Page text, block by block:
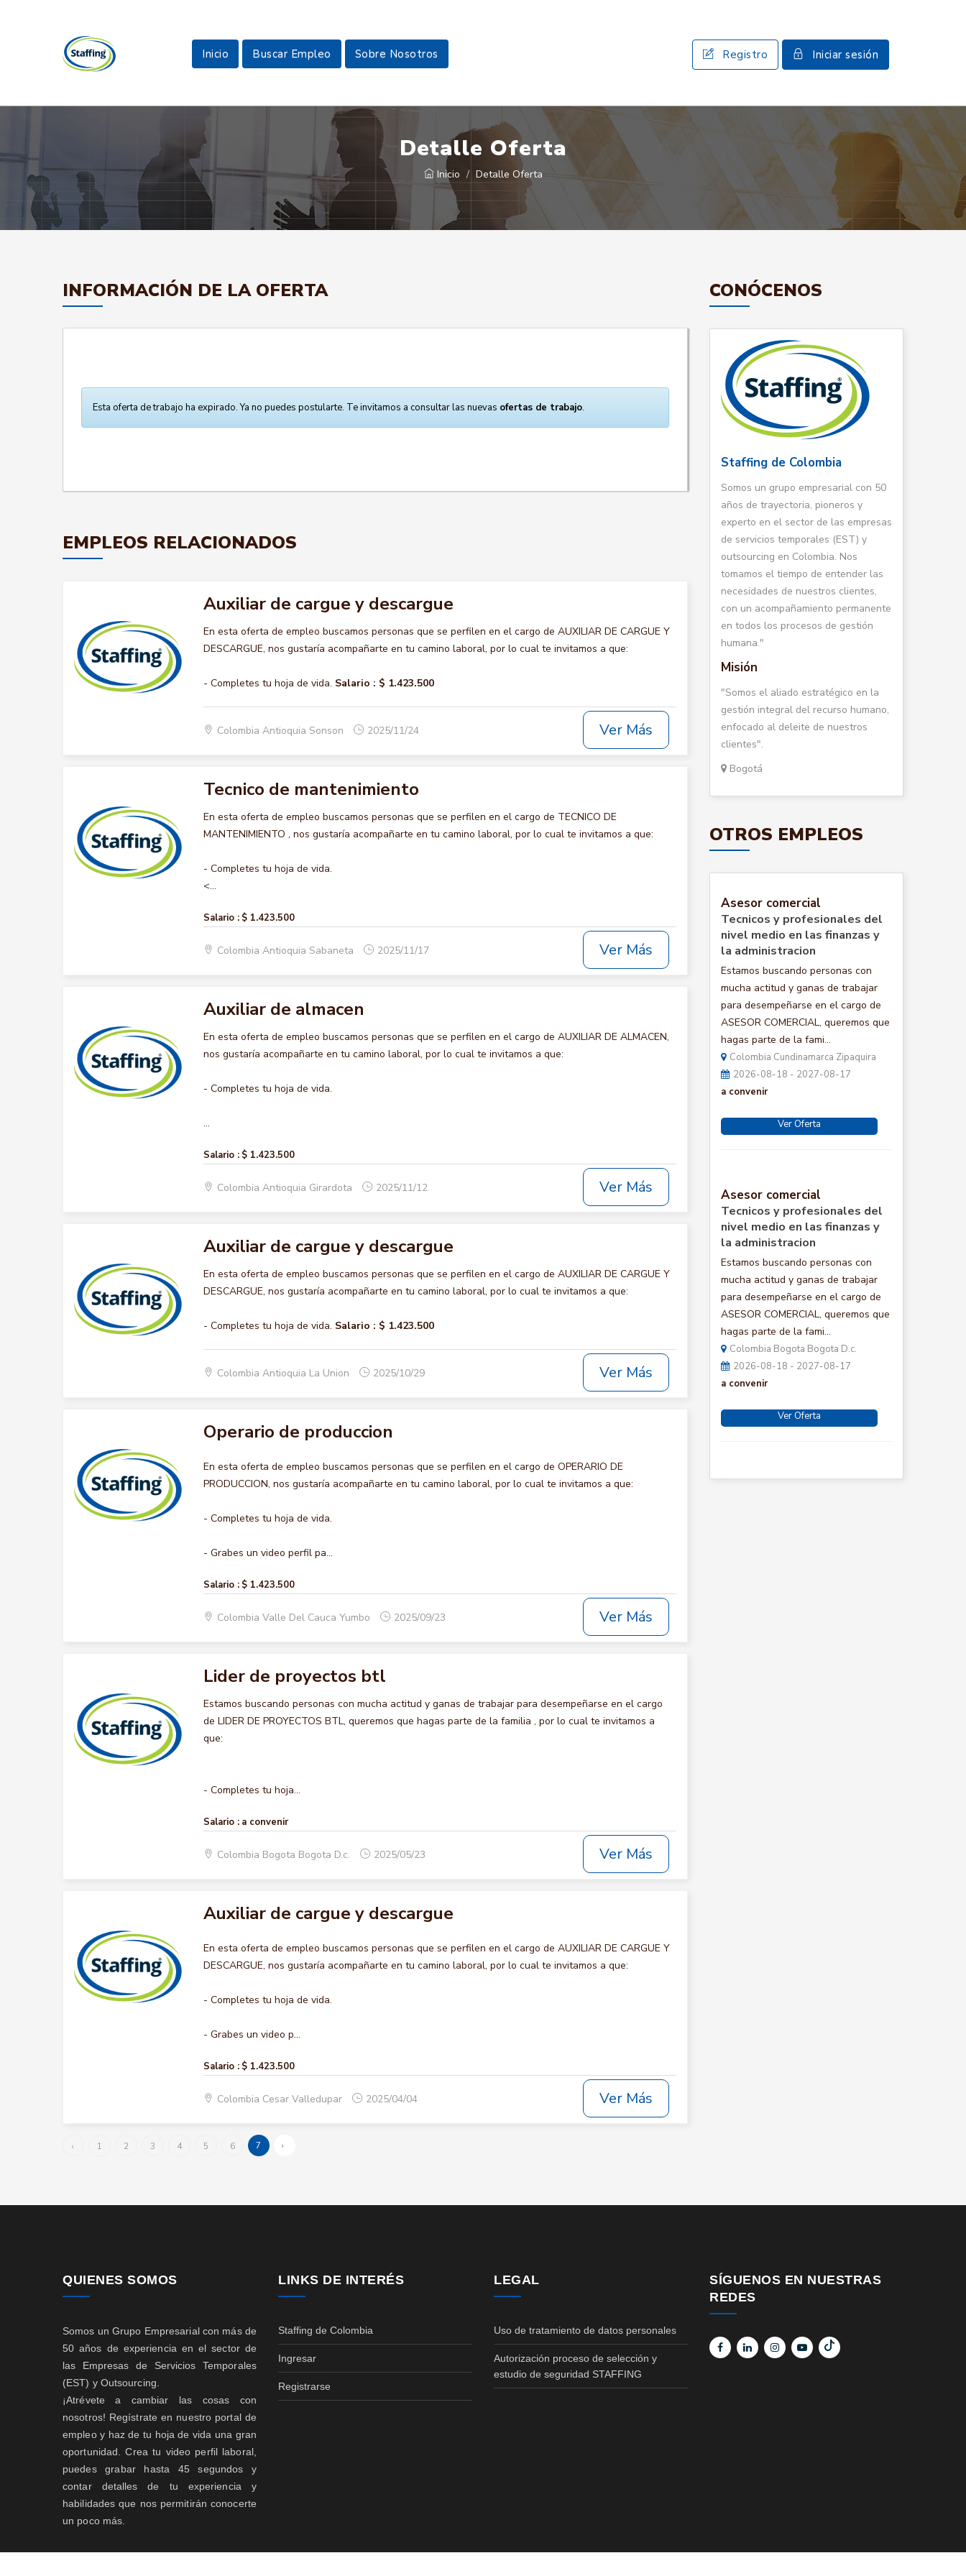
Inicio Buscar Empleo Sobre Nosotros Registro Iniciar sesión
Detalle Oferta
Inicio Detalle Oferta
INFORMACIÓN DE LA OFERTA
Esta oferta de trabajo ha expirado. Ya no puedes postularte. Te invitamos a consultar las nuevas ofertas de trabajo.
EMPLEOS RELACIONADOS
Auxiliar de cargue y descargue
En esta oferta de empleo buscamos personas que se perfilen en el cargo de AUXILIAR DE CARGUE Y
DESCARGUE, nos gustaría acompañarte en tu camino laboral, por lo cual te invitamos a que:
- Completes tu hoja de vida. Salario : $ 1.423.500
Colombia Antioquia Sonson 2025/11/24 Ver Más
Tecnico de mantenimiento
En esta oferta de empleo buscamos personas que se perfilen en el cargo de TECNICO DE
MANTENIMIENTO , nos gustaría acompañarte en tu camino laboral, por lo cual te invitamos a que:
- Completes tu hoja de vida.
<...
Salario : $ 1.423.500
Colombia Antioquia Sabaneta 2025/11/17 Ver Más
Auxiliar de almacen
En esta oferta de empleo buscamos personas que se perfilen en el cargo de AUXILIAR DE ALMACEN,
nos gustaría acompañarte en tu camino laboral, por lo cual te invitamos a que:
- Completes tu hoja de vida.
...
Salario : $ 1.423.500
Colombia Antioquia Girardota 2025/11/12 Ver Más
Auxiliar de cargue y descargue
En esta oferta de empleo buscamos personas que se perfilen en el cargo de AUXILIAR DE CARGUE Y
DESCARGUE, nos gustaría acompañarte en tu camino laboral, por lo cual te invitamos a que:
- Completes tu hoja de vida. Salario : $ 1.423.500
Colombia Antioquia La Union 2025/10/29 Ver Más
Operario de produccion
En esta oferta de empleo buscamos personas que se perfilen en el cargo de OPERARIO DE
PRODUCCION, nos gustaría acompañarte en tu camino laboral, por lo cual te invitamos a que:
- Completes tu hoja de vida.
- Grabes un video perfil pa...
Salario : $ 1.423.500
Colombia Valle Del Cauca Yumbo 2025/09/23 Ver Más
Lider de proyectos btl
Estamos buscando personas con mucha actitud y ganas de trabajar para desempeñarse en el cargo
de LIDER DE PROYECTOS BTL, queremos que hagas parte de la familia , por lo cual te invitamos a
que:
- Completes tu hoja...
Salario : a convenir
Colombia Bogota Bogota D.c. 2025/05/23 Ver Más
Auxiliar de cargue y descargue
En esta oferta de empleo buscamos personas que se perfilen en el cargo de AUXILIAR DE CARGUE Y
DESCARGUE, nos gustaría acompañarte en tu camino laboral, por lo cual te invitamos a que:
- Completes tu hoja de vida.
- Grabes un video p...
Salario : $ 1.423.500
Colombia Cesar Valledupar 2025/04/04 Ver Más
‹ 1 2 3 4 5 6 7 ›
CONÓCENOS
Staffing de Colombia
Somos un grupo empresarial con 50
años de trayectoria, pioneros y
experto en el sector de las empresas
de servicios temporales (EST) y
outsourcing en Colombia. Nos
tomamos el tiempo de entender las
necesidades de nuestros clientes,
con un acompañamiento permanente
en todos los procesos de gestión
humana."
Misión
"Somos el aliado estratégico en la
gestión integral del recurso humano,
enfocado al deleite de nuestros
clientes".
Bogotá
OTROS EMPLEOS
Asesor comercial
Tecnicos y profesionales del
nivel medio en las finanzas y
la administracion
Estamos buscando personas con
mucha actitud y ganas de trabajar
para desempeñarse en el cargo de
ASESOR COMERCIAL, queremos que
hagas parte de la fami...
Colombia Cundinamarca Zipaquira
2026-08-18 - 2027-08-17
a convenir
Ver Oferta
Asesor comercial
Tecnicos y profesionales del
nivel medio en las finanzas y
la administracion
Estamos buscando personas con
mucha actitud y ganas de trabajar
para desempeñarse en el cargo de
ASESOR COMERCIAL, queremos que
hagas parte de la fami...
Colombia Bogota Bogota D.c.
2026-08-18 - 2027-08-17
a convenir
Ver Oferta
QUIENES SOMOS
Somos un Grupo Empresarial con más de
50 años de experiencia en el sector de
las Empresas de Servicios Temporales
(EST) y Outsourcing.
¡Atrévete a cambiar las cosas con
nosotros! Regístrate en nuestro portal de
empleo y haz de tu hoja de vida una gran
oportunidad. Crea tu video perfil laboral,
puedes grabar hasta 45 segundos y
contar detalles de tu experiencia y
habilidades que nos permitirán conocerte
un poco más.
LINKS DE INTERÉS
Staffing de Colombia
Ingresar
Registrarse
LEGAL
Uso de tratamiento de datos personales
Autorización proceso de selección y
estudio de seguridad STAFFING
SÍGUENOS EN NUESTRAS
REDES